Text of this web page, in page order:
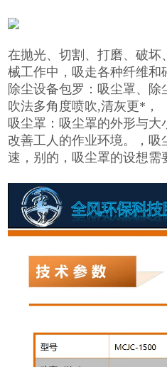
在抛光、切割、打磨、破
械工作中，吸走各种纤维和
除尘设备包罗：吸尘罩、
吹法多角度喷吹,清灰更*，
吸尘罩：吸尘罩的外形与大
改善工人的作业环境。，
速，别的，吸尘罩的设想需